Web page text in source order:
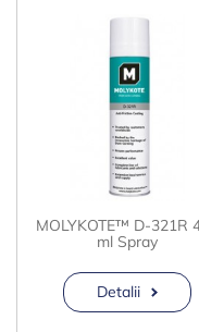
MOLYKOTE™ D-321R
ml Spray
Detalii